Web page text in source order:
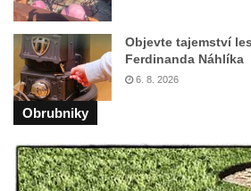
kostela svaté Rodiny v Českých
Budějovicích
Socha S tebou v parku na Senovážném
náměstí v Českých Budějovicích
Socha Tornádo v parku na Senovážném
náměstí v Českých Budějovicích
Sousoší Humanoidi na Lannově třídě v
Objevte tajemství
Ferdinanda Náhlíka
6. 8. 2026
Obrubniky